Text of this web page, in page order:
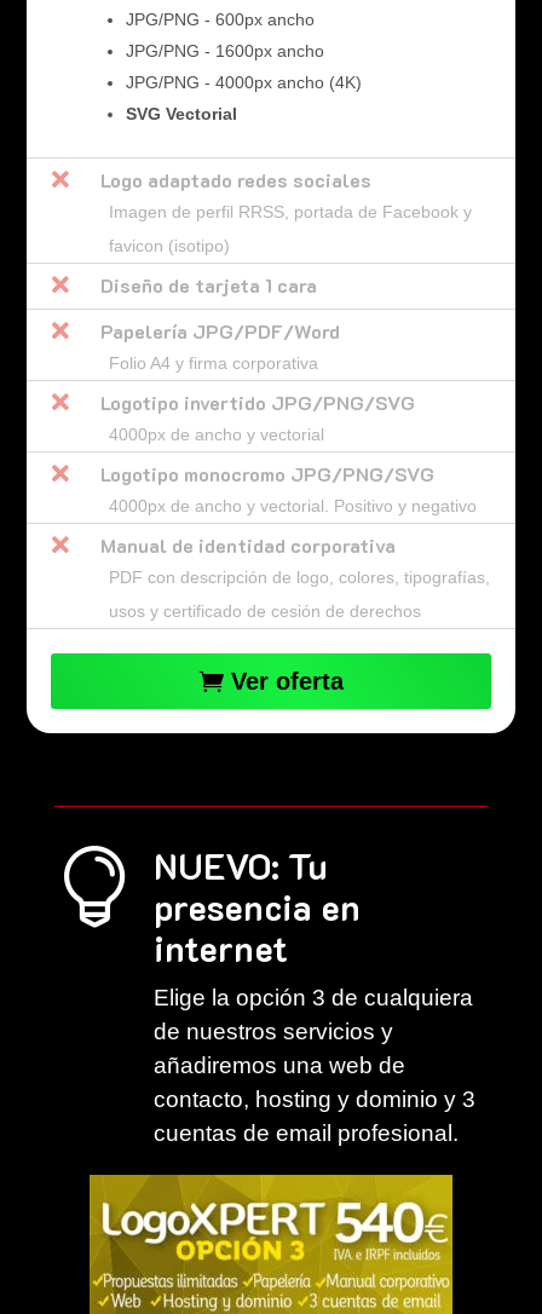
JPG/PNG - 600px ancho
JPG/PNG - 1600px ancho
JPG/PNG - 4000px ancho (4K)
SVG Vectorial
 Logo adaptado redes sociales
Imagen de perfil RRSS, portada de Facebook y
favicon (isotipo)

Diseño de tarjeta 1 cara

Papelería JPG/PDF/Word
Folio A4 y firma corporativa
 Logotipo invertido JPG/PNG/SVG
4000px de ancho y vectorial
 Logotipo monocromo JPG/PNG/SVG
4000px de ancho y vectorial. Positivo y negativo
 Manual de identidad corporativa
PDF con descripción de logo, colores, tipografías,
usos y certificado de cesión de derechos
Ver oferta

NUEVO: Tu
presencia en
internet
Elige la opción 3 de cualquiera
de nuestros servicios y
añadiremos una web de
contacto, hosting y dominio y 3
cuentas de email profesional.